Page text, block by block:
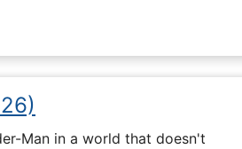
Man in a world that doesn't